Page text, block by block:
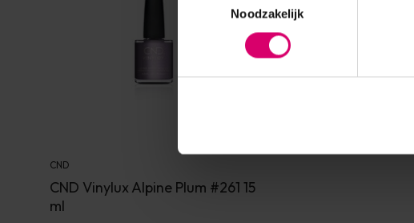
Noodzakelijk
CND
CND Vinylux Alpine Plum #261 15
ml